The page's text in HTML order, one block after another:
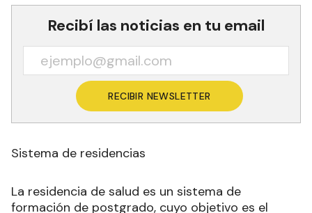
Recibí las noticias en tu email
RECIBIR NEWSLETTER
Sistema de residencias
La residencia de salud es un sistema de
formación de postgrado, cuyo objetivo es el